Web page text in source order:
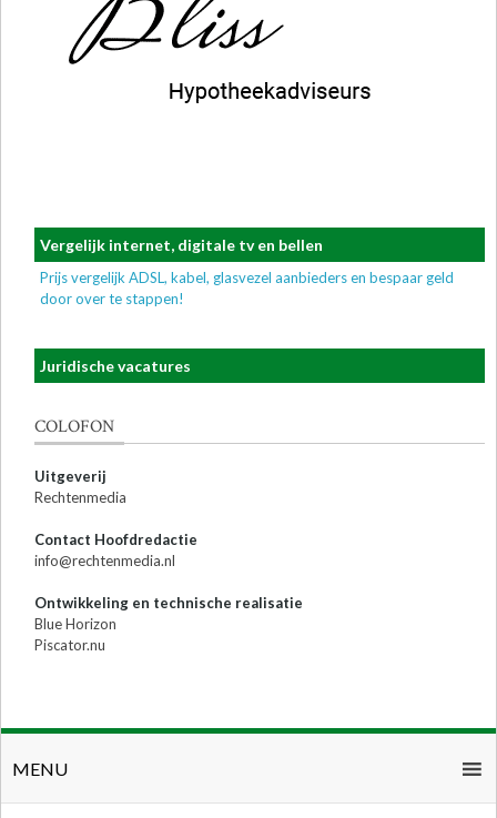
Vergelijk internet, digitale tv en bellen
Prijs vergelijk ADSL, kabel, glasvezel aanbieders en bespaar geld
door over te stappen!
Juridische vacatures
COLOFON
Uitgeverij
Rechtenmedia
Contact Hoofdredactie
info@rechtenmedia.nl
Ontwikkeling en technische realisatie
Blue Horizon
Piscator.nu
MENU